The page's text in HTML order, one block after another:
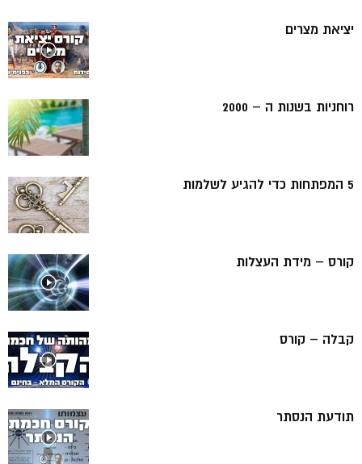
יציאת מצרים
רוחניות בשנות ה – 2000
5 המפתחות כדי להגיע לשלמות
קורס – מידת העצלות
קבלה – קורס
תודעת הנסתר